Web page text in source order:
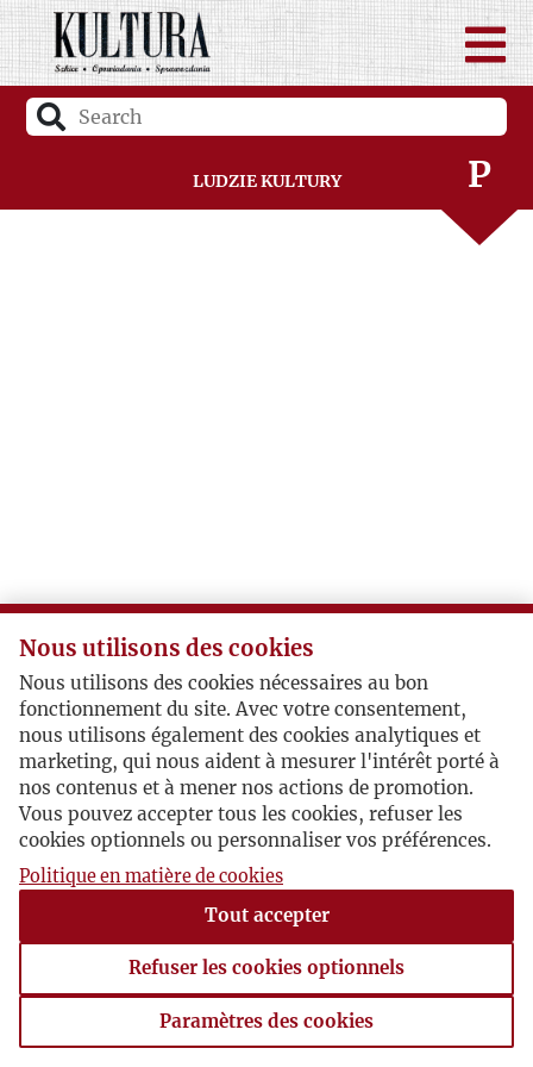
Ludzie Kultury
N
O
P
R
Ż
Nous utilisons des cookies
Nous utilisons des cookies nécessaires au bon
fonctionnement du site. Avec votre consentement,
nous utilisons également des cookies analytiques et
marketing, qui nous aident à mesurer l'intérêt porté à
nos contenus et à mener nos actions de promotion.
Vous pouvez accepter tous les cookies, refuser les
cookies optionnels ou personnaliser vos préférences.
Politique en matière de cookies
Tout accepter
Refuser les cookies optionnels
Paramètres des cookies
Paramètres des cookies